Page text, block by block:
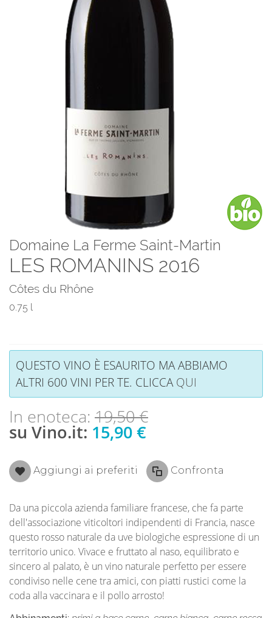
Domaine La Ferme Saint-Martin
LES ROMANINS 2016
Côtes du Rhône
0.75 l
QUESTO VINO È ESAURITO MA ABBIAMO
ALTRI 600 VINI PER TE. CLICCAQUI
In enoteca: 19,50 €
su Vino.it: 15,90 €
Aggiungi ai preferiti Confronta
Da una piccola azienda familiare francese, che fa parte
dell'associazione viticoltori indipendenti di Francia, nasce
questo rosso naturale da uve biologiche espressione di un
territorio unico. Vivace e fruttato al naso, equilibrato e
sincero al palato, è un vino naturale perfetto per essere
condiviso nelle cene tra amici, con piatti rustici come la
coda alla vaccinara e il pollo arrosto!